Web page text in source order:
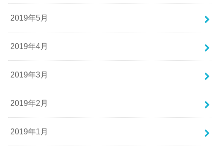
2019年5月
2019年4月
2019年3月
2019年2月
2019年1月